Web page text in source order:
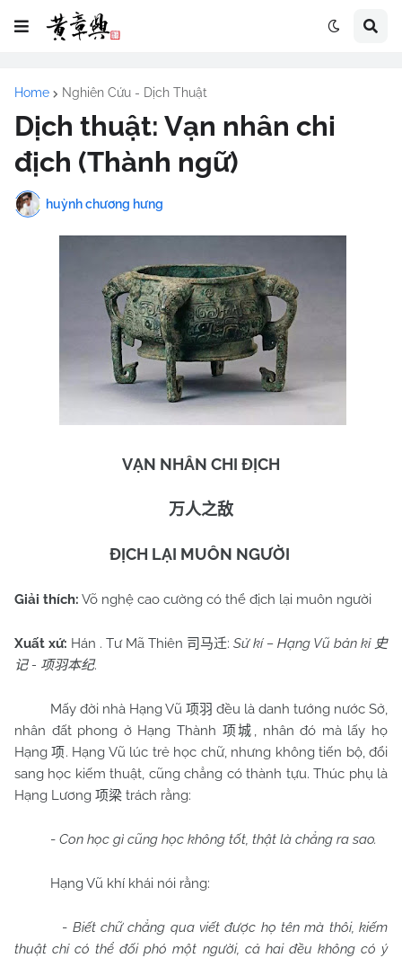
Home Nghiên Cứu - Dịch Thuật
Dịch thuật: Vạn nhân chi
địch (Thành ngữ)
huỳnh chương hưng
VẠN NHÂN CHI ĐỊCH
万人之敌
ĐỊCH LẠI MUÔN NGƯỜI
Giải thích: Võ nghệ cao cường có thể địch lại muôn người
Xuất xứ: Hán . Tư Mã Thiên 司马迁: Sử kí – Hạng Vũ bản kỉ 史
记- 项羽本纪.
Mấy đời nhà Hạng Vũ 项羽 đều là danh tướng nước Sở,
nhân đất phong ở Hạng Thành 项城 , nhân đó mà lấy họ
Hạng项. Hạng Vũ lúc trẻ học chữ, nhưng không tiến bộ, đổi
sang học kiếm thuật, cũng chẳng có thành tựu. Thúc phụ là
Hạng Lương 项梁 trách rằng:
- Con học gì cũng học không tốt, thật là chẳng ra sao.
Hạng Vũ khí khái nói rằng:
- Biết chữ chẳng qua viết được họ tên mà thôi, kiếm
thuật chỉ có thể đối phó một người, cả hai đều không có ý